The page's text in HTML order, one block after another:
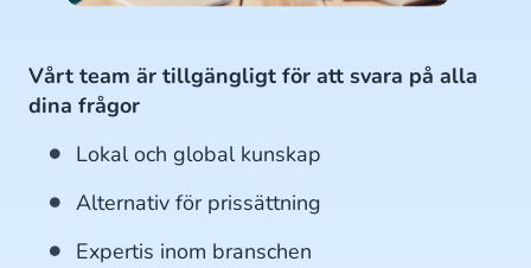
Vårt team är tillgängligt för att svara på alla
dina frågor
Lokal och global kunskap
Alternativ för prissättning
Expertis inom branschen